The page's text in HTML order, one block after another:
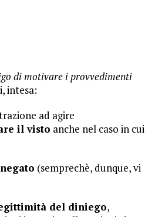
di motivare i provvedimenti
intesa:
ad agire
il visto anche nel caso in cui
(semprechè, dunque, vi
del diniego,